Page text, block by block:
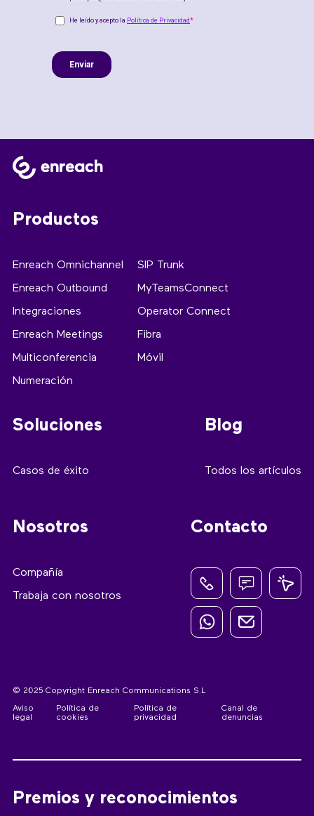
Productos
Enreach Omnichannel
Enreach Outbound
Integraciones
Enreach Meetings
Multiconferencia
Numeración
SIP Trunk
MyTeamsConnect
Operator Connect
Fibra
Móvil
Soluciones
Casos de éxito
Blog
Todos los artículos
Nosotros
Compañía
Trabaja con nosotros
Contacto
© 2025 Copyright Enreach Communications S.L
Aviso
legal
Política de
cookies
Política de
privacidad
Canal de
denuncias
Premios y reconocimientos